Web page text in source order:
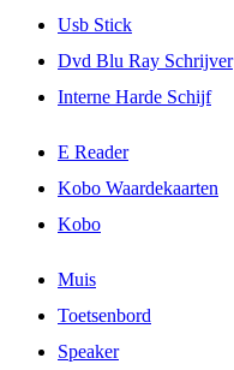
Usb Stick
Dvd Blu Ray Schrijver
Interne Harde Schijf
E Reader
Kobo Waardekaarten
Kobo
Muis
Toetsenbord
Speaker